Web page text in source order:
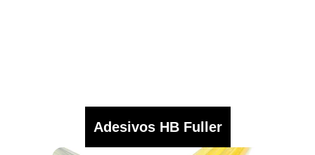
Adesivos HB Fuller